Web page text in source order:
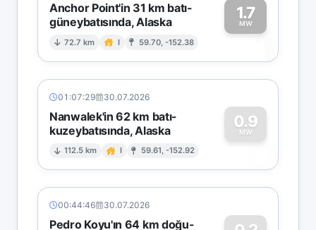
Anchor Point'in 31 km batı-
güneybatısında, Alaska
72.7 km I 59.70, -152.38
1.7
MW1
01:07:29 30.07.2026
Nanwalek'in 62 km batı-
kuzeybatısında, Alaska
112.5 km I 59.61, -152.92
0.9
MW
0
00:44:46 30.07.2026
Pedro Koyu'ın 64 km doğu-